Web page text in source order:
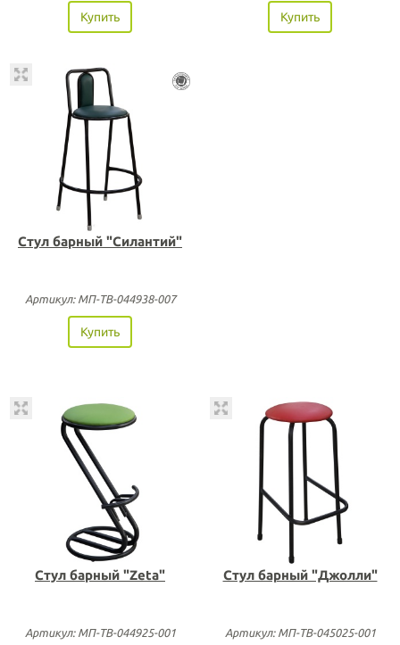
Купить Купить
Стул барный "Силантий"
Артикул: МП-ТВ-044938-007
Купить
Стул барный "Zeta"
Артикул: МП-ТВ-044925-001
Стул барный "Джолли"
Артикул: МП-ТВ-045025-001